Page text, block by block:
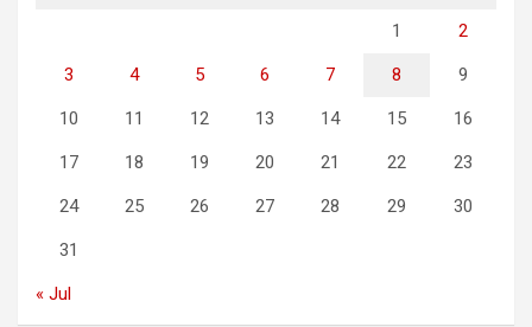
1 2
3 4 5 6 7 8 9
10 11 12 13 14 15 16
17 18 19 20 21 22 23
24 25 26 27 28 29 30
31
« Jul